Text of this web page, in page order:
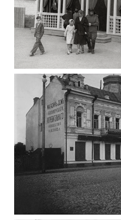
ПАВІЛЬЙОН МОРОЗИВА
ФОТО ЖИТОМИРА 1905
МИХАЙЛІВСЬКА-